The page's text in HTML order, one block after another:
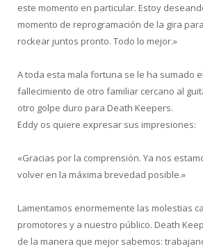
este momento en particular. Estoy
momento de reprogramación de la gira
rockear juntos pronto. Todo lo mejor.»
A toda esta mala fortuna se le ha sumado
fallecimiento de otro familiar cercano al
otro golpe duro para Death Keepers.
Eddy os quiere expresar sus impresiones:
«Gracias por la comprensión. Ya nos
volver en la máxima brevedad posible.»
Lamentamos enormemente las molestias
promotores y a nuestro público. Death
de la manera que mejor sabemos: